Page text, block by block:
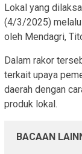
Lokal yang
(4/3/2025)
oleh Mendagri,
Dalam rakor
terkait upaya
daerah dengan
produk lokal.
BACAAN